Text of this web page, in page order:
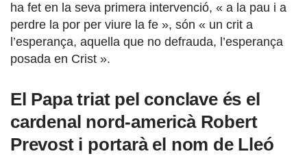
ha fet en la seva primera intervenció, « a la pau i a
perdre la por per viure la fe », són « un crit a
l’esperança, aquella que no defrauda, l’esperança
posada en Crist ».
El Papa triat pel conclave és el
cardenal nord-americà Robert
Prevost i portarà el nom de Lleó